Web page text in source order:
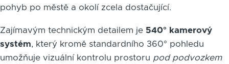
pohyb po městě a okolí zcela dostačující.
Zajímavým technickým detailem je 540° kamerový
systém, který kromě standardního 360° pohledu
umožňuje vizuální kontrolu prostoru pod podvozkem